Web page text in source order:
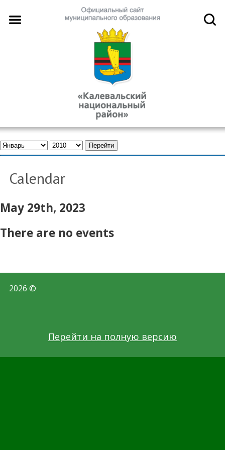
Calendar
May 29th, 2023
There are no events
2026 ©
Перейти на полную версию